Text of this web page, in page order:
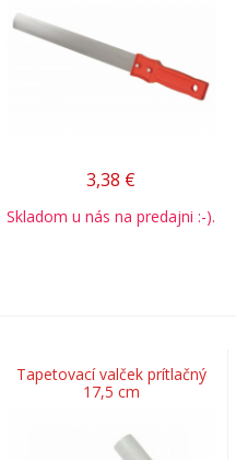
3,38 €
Skladom u nás na predajni :-).
Tapetovací valček prítlačný
17,5 cm